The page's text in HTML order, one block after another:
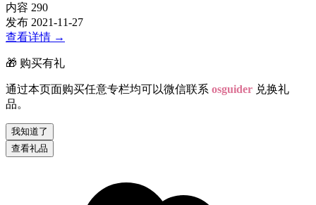
内容 290
发布 2021-11-27
查看详情 →
🎁 购买有礼
通过本页面购买任意专栏均可以微信联系 osguider 兑换礼
品。
我知道了
查看礼品